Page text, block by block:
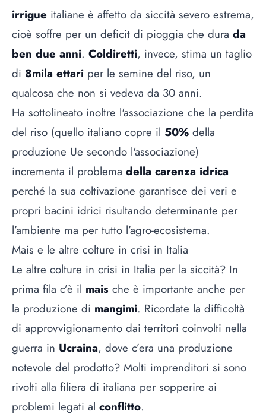
irrigue italiane è affetto da siccità severo estrema,
cioè soffre per un deficit di pioggia che dura da
ben due anni. Coldiretti, invece, stima un taglio
di 8mila ettari per le semine del riso, un
qualcosa che non si vedeva da 30 anni.
Ha sottolineato inoltre l'associazione che la perdita
del riso (quello italiano copre il 50% della
produzione Ue secondo l'associazione)
incrementa il problema della carenza idrica
perché la sua coltivazione garantisce dei veri e
propri bacini idrici risultando determinante per
l’ambiente ma per tutto l’agro-ecosistema.
Mais e le altre colture in crisi in Italia
Le altre colture in crisi in Italia per la siccità? In
prima fila c’è il mais che è importante anche per
la produzione di mangimi. Ricordate la difficoltà
di approvvigionamento dai territori coinvolti nella
guerra in Ucraina, dove c’era una produzione
notevole del prodotto? Molti imprenditori si sono
rivolti alla filiera di italiana per sopperire ai
problemi legati al conflitto.